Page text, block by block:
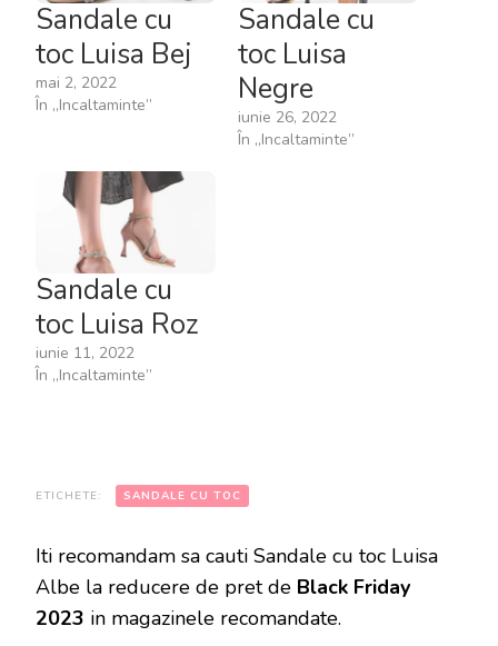
Sandale cu
toc Luisa Bej
mai 2, 2022
În „Incaltaminte”
Sandale cu
toc Luisa
Negre
iunie 26, 2022
În „Incaltaminte”
Sandale cu
toc Luisa Roz
iunie 11, 2022
În „Incaltaminte”
ETICHETE: SANDALE CU TOC
Iti recomandam sa cauti Sandale cu toc Luisa
Albe la reducere de pret de Black Friday
2023 in magazinele recomandate.